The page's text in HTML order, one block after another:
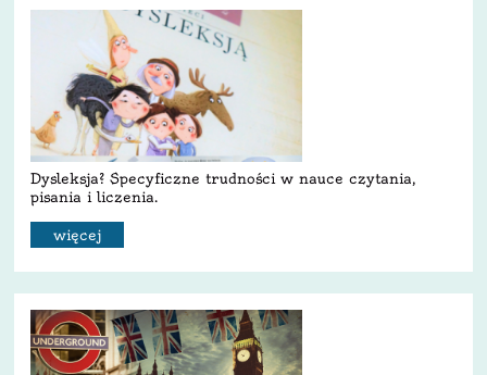
Dysleksja? Specyficzne trudności w nauce czytania,
pisania i liczenia.
więcej